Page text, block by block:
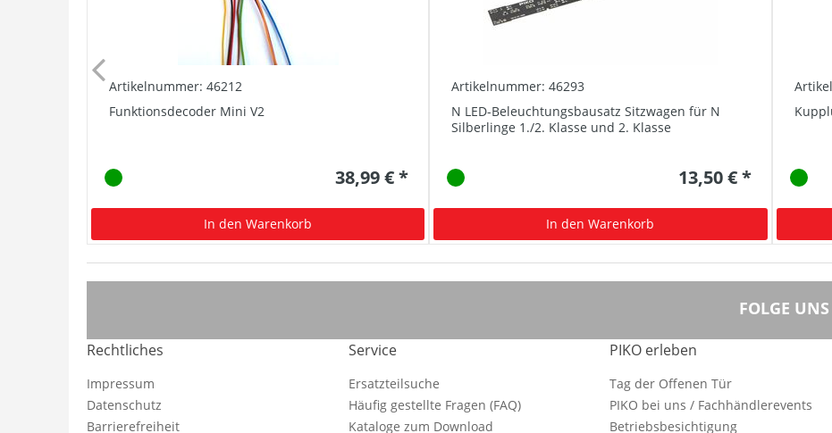
Artikelnummer: 46212
Funktionsdecoder Mini V2
38,99 € *
In den Warenkorb
Artikelnummer: 46293
N LED-Beleuchtungsbausatz Sitzwagen für N
Silberlinge 1./2. Klasse und 2. Klasse
13,50 € *
In den Warenkorb
FOLGE
Rechtliches
Impressum
Datenschutz
Barrierefreiheit
Service
Ersatzteilsuche
Häufig gestellte Fragen (FAQ)
Kataloge zum Download
PIKO erleben
Tag der Offenen Tür
PIKO bei uns / Fachhändlerevents
Betriebsbesichtigung